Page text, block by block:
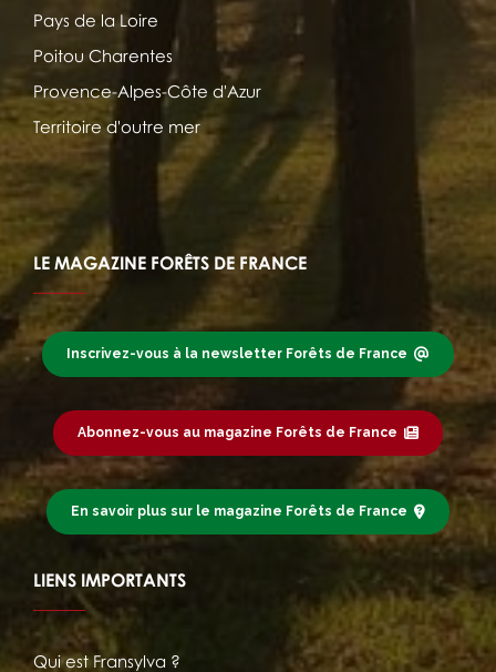
Pays de la Loire
Poitou Charentes
Provence-Alpes-Côte d'Azur
Territoire d'outre mer
LE MAGAZINE FORÊTS DE FRANCE
Inscrivez-vous à la newsletter Forêts de France
Abonnez-vous au magazine Forêts de France
En savoir plus sur le magazine Forêts de France
LIENS IMPORTANTS
Qui est Fransylva ?